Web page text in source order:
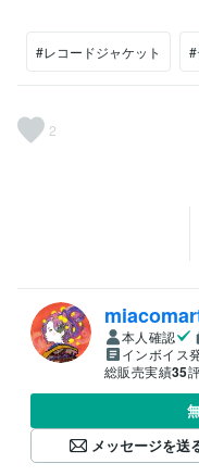
#レコードジャケット
2
本人確認
インボイス
総販売実績35
メッセージを送